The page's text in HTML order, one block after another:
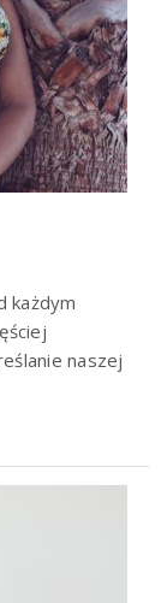
każdym
naszej